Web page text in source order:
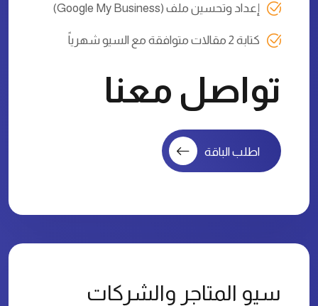
إعداد وتحسين ملف (Google My Business)
كتابة 2 مقالات متوافقة مع السيو شهرياً
تواصل معنا
اطلب الباقة
سيو المتاجر والشركات